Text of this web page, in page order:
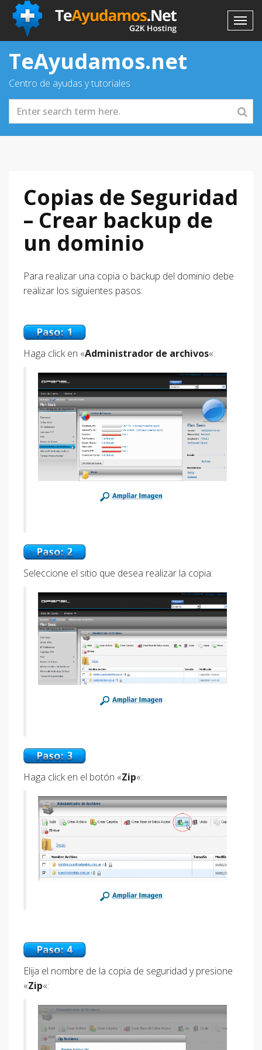
TeAyudamos.net
Centro de ayudas y tutoriales
Copias de Seguridad
– Crear backup de
un dominio
Para realizar una copia o backup del dominio debe
realizar los siguientes pasos:
Haga click en «Administrador de archivos«:
Seleccione el sitio que desea realizar la copia:
Haga click en el botón «Zip«:
Elija el nombre de la copia de seguridad y presione
«Zip«: